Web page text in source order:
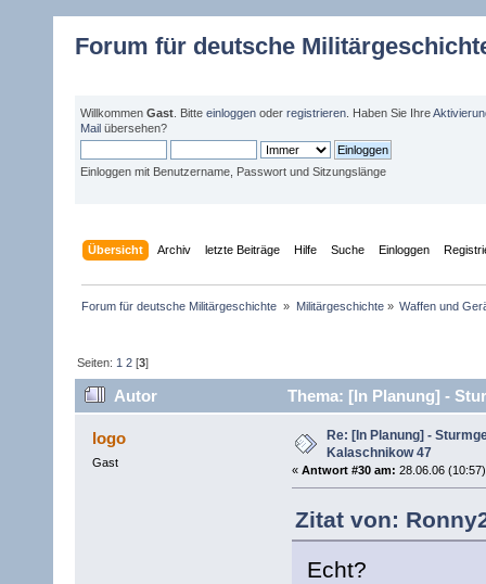
Forum für deutsche
Willkommen Gast . Bitte einloggen oder registrieren . Haben Sie Ihre
Mail übersehen?
Einloggen mit Benutzername, Passwort und Sitzungslänge
Übersicht Archiv letzte Beiträge Hilfe Suche Einloggen
Forum für deutsche Militärgeschichte » Militärgeschichte» Waffen und
Seiten: 1 2 [3]
Autor Thema: [In Planung] -
logo
Gast
Re: [In Planung] -
Kalaschnikow 47
« Antwort #30 am: 28.06.06
Zitat von:
Echt?